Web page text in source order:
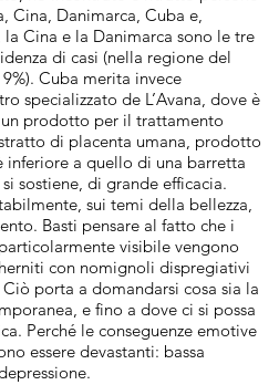
Cina, Danimarca, Cuba e,
la Cina e la Danimarca sono le tre
di casi (nella regione del
Cuba merita invece
specializzato de L’Avana, dove è
prodotto per il trattamento
di placenta umana, prodotto
a quello di una barretta
sostiene, di grande efficacia.
sui temi della bellezza,
Basti pensare al fatto che i
visibile vengono
con nomignoli dispregiativi
Ciò porta a domandarsi cosa sia la
e fino a dove ci si possa
Perché le conseguenze emotive
essere devastanti: bassa